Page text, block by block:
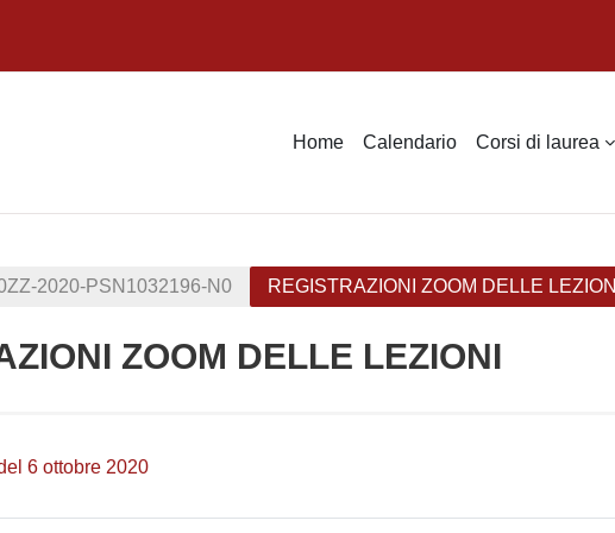
Home Calendario Corsi di laurea
2020-PSN1032196-N0 REGISTRAZIONI ZOOM DELLE LEZIONI
ZOOM DELLE LEZIONI
6 ottobre 2020Pagina